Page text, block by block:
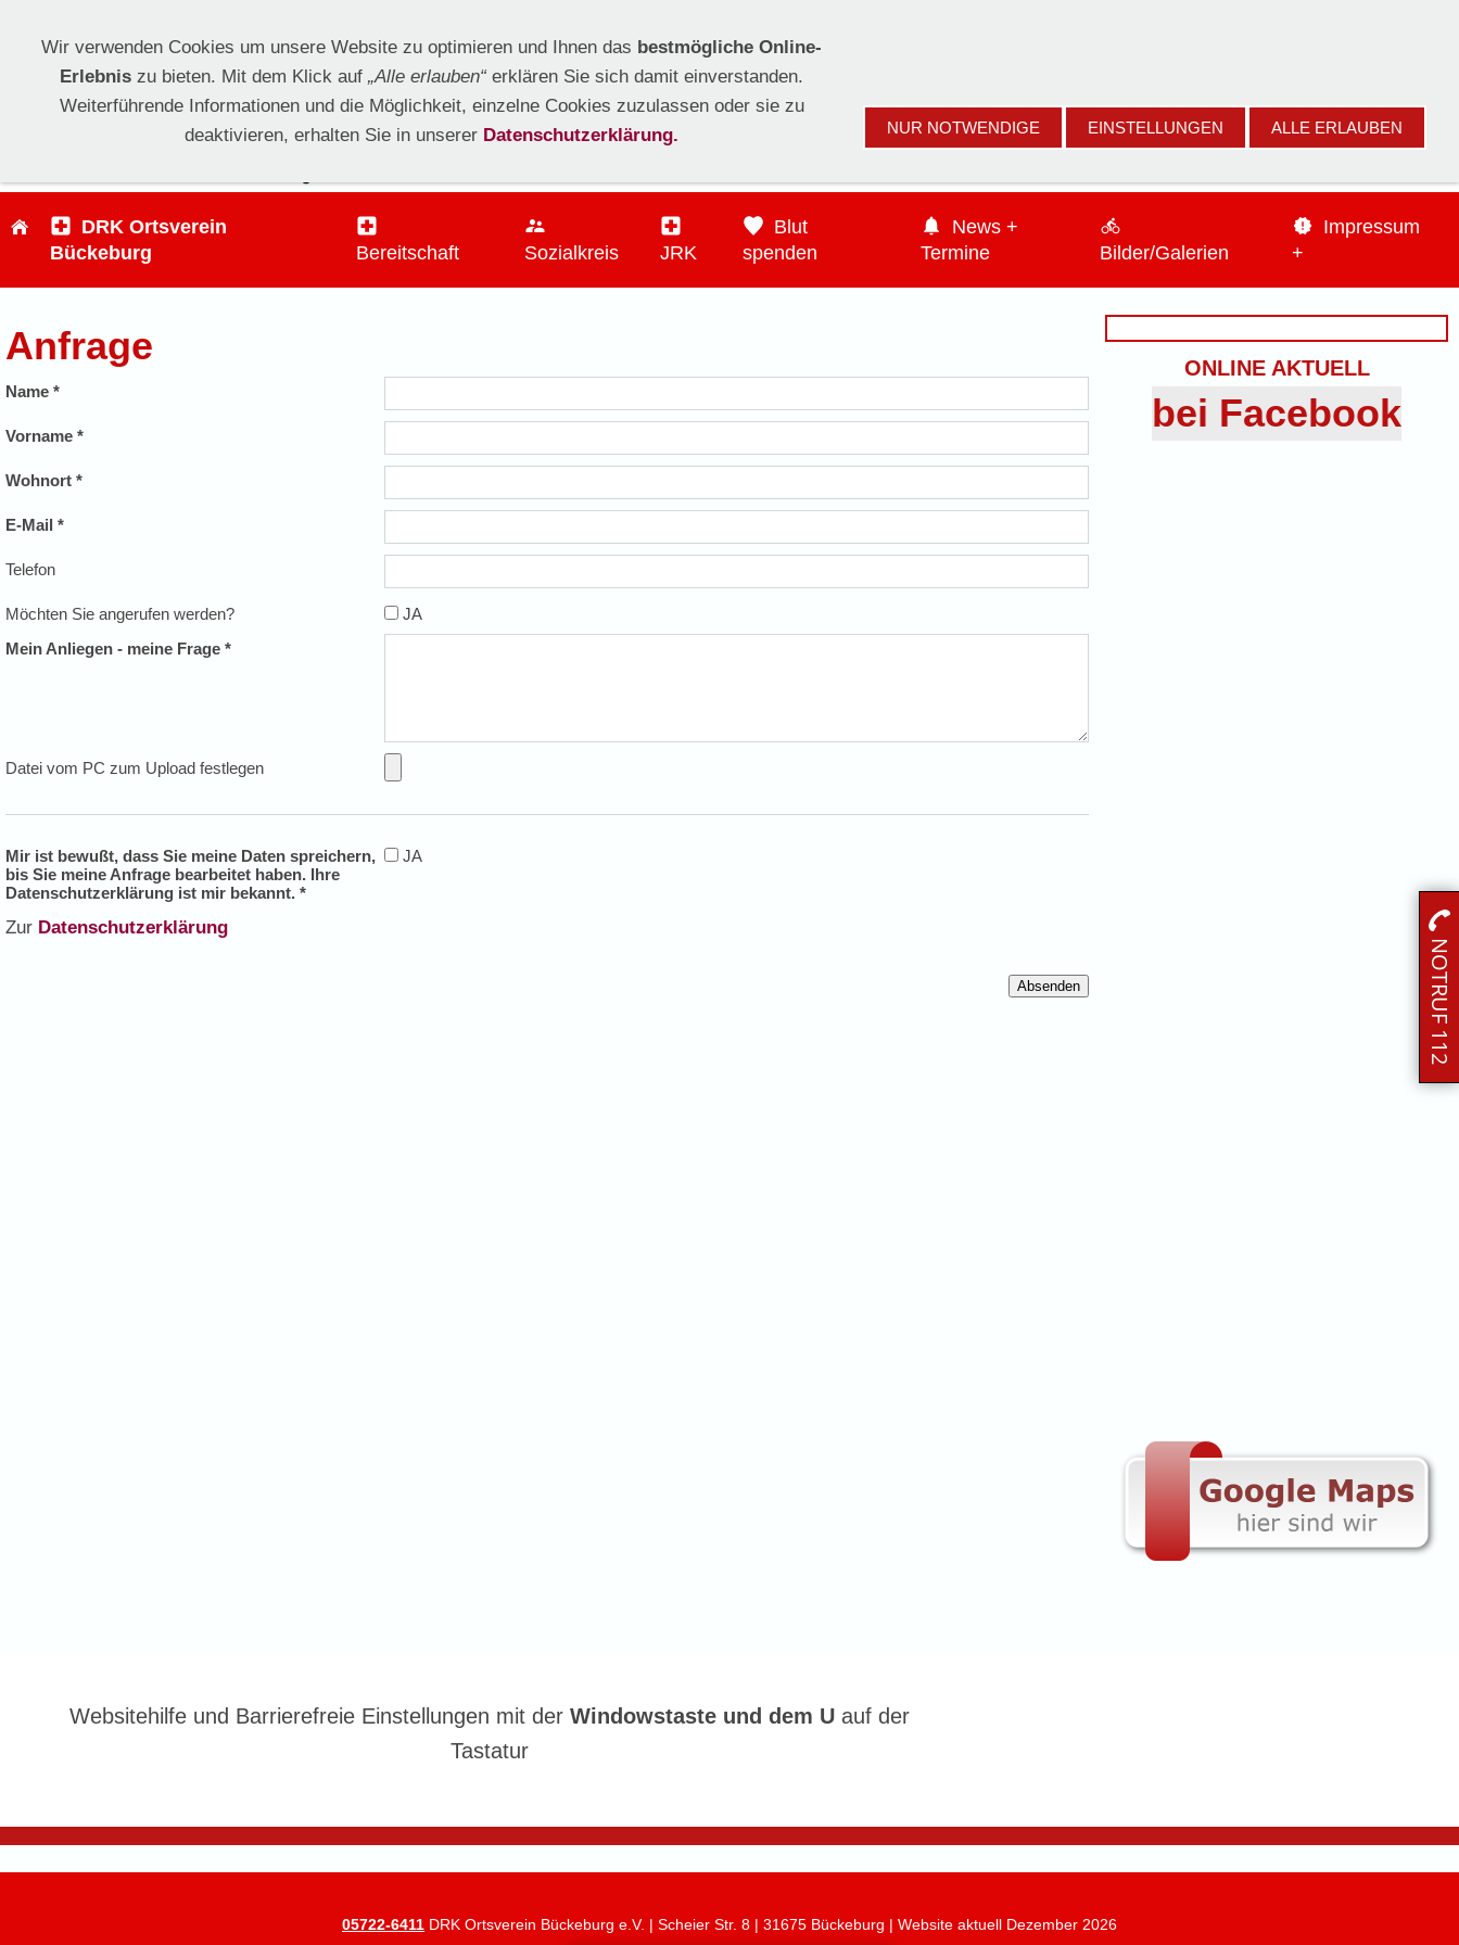
DRK Ortsverein
Bückeburg
Bereitschaft Sozialkreis JRK
Blut
spenden
News +
Termine
Bilder/Galerien
Impressum
+
Anfrage
Name *
Vorname *
Wohnort *
E-Mail *
Telefon
Möchten Sie angerufen werden?
JA
Mein Anliegen - meine Frage *
Datei vom PC zum Upload festlegen
Mir ist bewußt, dass Sie meine Daten spreichern,
bis Sie meine Anfrage bearbeitet haben. Ihre
Datenschutzerklärung ist mir bekannt. *
JA
Zur Datenschutzerklärung
ONLINE AKTUELL
bei Facebook
NOTRUF 112
Websitehilfe und Barrierefreie Einstellungen mit der Windowstaste und dem U auf der
Tastatur
05722-6411 DRK Ortsverein Bückeburg e.V. | Scheier Str. 8 | 31675 Bückeburg | Website aktuell Dezember 2026
Wir verwenden Cookies um unsere Website zu optimieren und Ihnen das bestmögliche Online-
Erlebnis zu bieten. Mit dem Klick auf „Alle erlauben“ erklären Sie sich damit einverstanden.
Weiterführende Informationen und die Möglichkeit, einzelne Cookies zuzulassen oder sie zu
deaktivieren, erhalten Sie in unserer Datenschutzerklärung. NUR NOTWENDIGE EINSTELLUNGEN ALLE ERLAUBEN